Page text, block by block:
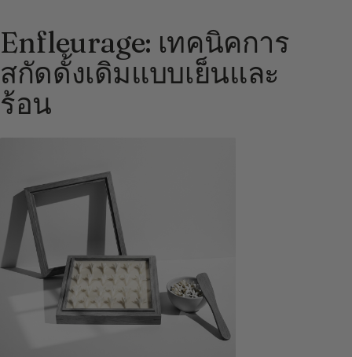
Enfleurage: เทคนิคการ
สกัดดั้งเดิมแบบเย็นและ
ร้อน